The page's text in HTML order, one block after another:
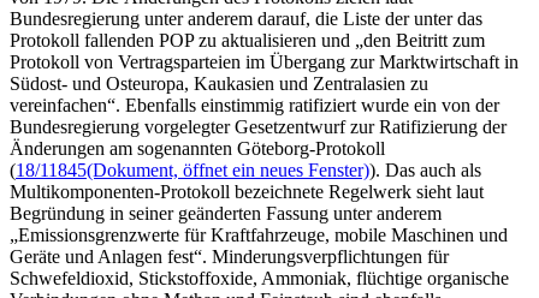
Bundesregierung unter anderem darauf, die Liste der unter das
Protokoll fallenden POP zu aktualisieren und „den Beitritt zum
Protokoll von Vertragsparteien im Übergang zur Marktwirtschaft in
Südost- und Osteuropa, Kaukasien und Zentralasien zu
vereinfachen“. Ebenfalls einstimmig ratifiziert wurde ein von der
Bundesregierung vorgelegter Gesetzentwurf zur Ratifizierung der
Änderungen am sogenannten Göteborg-Protokoll
(18/11845(Dokument, öffnet ein neues Fenster)). Das auch als
Multikomponenten-Protokoll bezeichnete Regelwerk sieht laut
Begründung in seiner geänderten Fassung unter anderem
„Emissionsgrenzwerte für Kraftfahrzeuge, mobile Maschinen und
Geräte und Anlagen fest“. Minderungsverpflichtungen für
Schwefeldioxid, Stickstoffoxide, Ammoniak, flüchtige organische